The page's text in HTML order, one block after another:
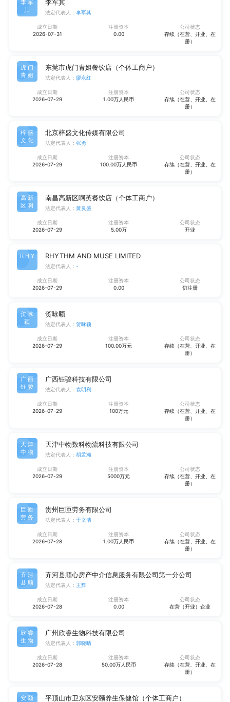
李军
其
李军其
法定代表人： 李军其
成立日期
2026-07-31
注册资本
0.00
公司状态
存续（在营、开业、在
册）
虎门
青姐
东莞市虎门青姐餐饮店（个体工商户）
法定代表人： 廖永红
成立日期
2026-07-29
注册资本
1.00万人民币
公司状态
存续（在营、开业、在
册）
梓盛
文化
北京梓盛文化传媒有限公司
法定代表人： 张勇
成立日期
2026-07-29
注册资本
100.00万人民币
公司状态
存续（在营、开业、在
册）
高新
区啊
南昌高新区啊英餐饮店（个体工商户）
法定代表人： 黄良盛
成立日期
2026-07-29
注册资本
5.00万
公司状态
开业
RHYT RHYTHM AND MUSE LIMITED
法定代表人： -
成立日期
2026-07-29
注册资本
0.00
公司状态
仍注册
贺咏
颖
贺咏颖
法定代表人： 贺咏颖
成立日期
2026-07-29
注册资本
100.00万元
公司状态
存续（在营、开业、在
册）
广西
钰骏
广西钰骏科技有限公司
法定代表人： 袁明利
成立日期
2026-07-29
注册资本
100万元
公司状态
存续（在营、开业、在
册）
天津
中物
天津中物数科物流科技有限公司
法定代表人： 胡孟瀚
成立日期
2026-07-29
注册资本
5000万元
公司状态
存续（在营、开业、在
册）
巨匝
劳务
贵州巨匝劳务有限公司
法定代表人： 干文洁
成立日期
2026-07-28
注册资本
1.00万人民币
公司状态
存续（在营、开业、在
册）
齐河
县顺
齐河县顺心房产中介信息服务有限公司第一分公司
法定代表人： 王辉
成立日期
2026-07-28
注册资本
0.00
公司状态
在营（开业）企业
欣睿
生物
广州欣睿生物科技有限公司
法定代表人： 郭晓晴
成立日期
2026-07-28
注册资本
50.00万人民币
公司状态
存续（在营、开业、在
册）
安颐 平顶山市卫东区安颐养生保健馆（个体工商户）